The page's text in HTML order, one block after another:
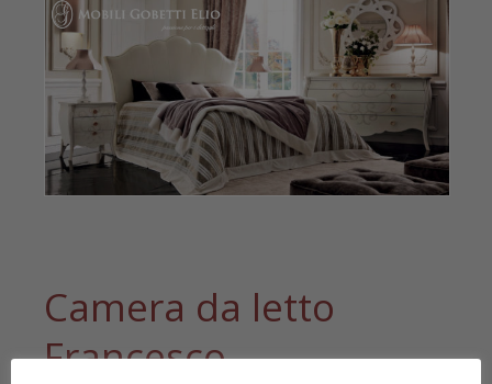
Camera da letto
Francesco